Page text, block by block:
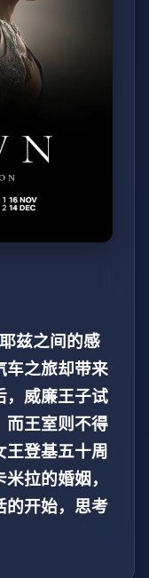
兹之间的感
车之旅却带来
，威廉王子试
而王室则不得
王登基五十周
拉的婚姻，
的开始，思考